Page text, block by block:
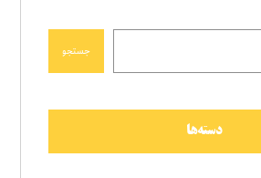
جستجو
دسته‌ها